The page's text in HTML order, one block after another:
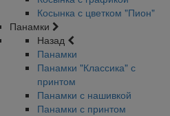
Косынка с цветком "Пион"
Панамки
Назад
Панамки
Панамки "Классика" с
принтом
Панамки с нашивкой
Панамки с принтом